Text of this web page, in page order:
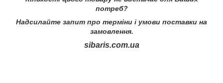
потреб?
Надсилайте запит про терміни i умови поставки на
замовлення.
sibaris.com.ua